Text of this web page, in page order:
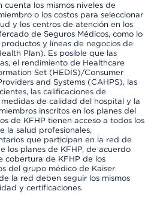
cuenta los mismos niveles de
o los costos para seleccionar
y los centros de atención en los
de Seguros Médicos, como lo
y líneas de negocios de
Plan). Es posible que las
el rendimiento de Healthcare
Set (HEDIS)/Consumer
and Systems (CAHPS), las
las calificaciones de
de calidad del hospital y la
inscritos en los planes del
de KFHP tienen acceso a todos los
la salud profesionales,
que participan en la red de
los planes de KFHP, de acuerdo
cobertura de KFHP de los
del grupo médico de Kaiser
la red deben seguir los mismos
y certificaciones.